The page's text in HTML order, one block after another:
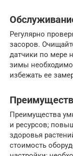
Регулярно
засоров.
датчики по мере
зимы
избежать ее
Преимущества
и ресурсов;
здоровья
стоимость